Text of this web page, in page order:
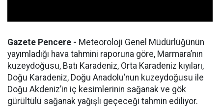
Gazete Pencere - Meteoroloji Genel Müdürlüğünün
yayımladığı hava tahmini raporuna göre, Marmara’nın
kuzeydoğusu, Batı Karadeniz, Orta Karadeniz kıyıları,
Doğu Karadeniz, Doğu Anadolu’nun kuzeydoğusu ile
Doğu Akdeniz’in iç kesimlerinin sağanak ve gök
gürültülü sağanak yağışlı geçeceği tahmin ediliyor.